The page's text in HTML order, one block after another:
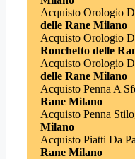
Acquisto Orologio
delle Rane Milano
Acquisto Orologio
Ronchetto delle
Acquisto Orologio
delle Rane Milano
Acquisto Penna A
Rane Milano
Acquisto Penna
Milano
Acquisto Piatti Da
Rane Milano